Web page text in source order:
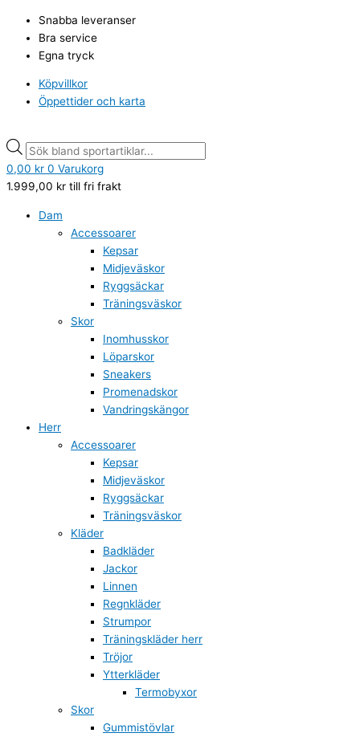
innehåll
Snabba leveranser
Bra service
Egna tryck
Köpvillkor
Öppettider och karta
search
0,00 kr 0 Varukorg
1.999,00 kr till fri frakt
Dam
Accessoarer
Kepsar
Midjeväskor
Ryggsäckar
Träningsväskor
Skor
Inomhusskor
Löparskor
Sneakers
Promenadskor
Vandringskängor
Herr
Accessoarer
Kepsar
Midjeväskor
Ryggsäckar
Träningsväskor
Kläder
Badkläder
Jackor
Linnen
Regnkläder
Strumpor
Träningskläder herr
Tröjor
Ytterkläder
Termobyxor
Skor
Gummistövlar
search
Bordtennisset
Challenge
stjärnigt
mängd